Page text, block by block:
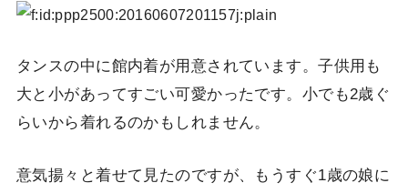
タンスの中に館内着が用意されています。子供用も
大と小があってすごい可愛かったです。小でも2歳ぐ
らいから着れるのかもしれません。
意気揚々と着せて見たのですが、もうすぐ1歳の娘に